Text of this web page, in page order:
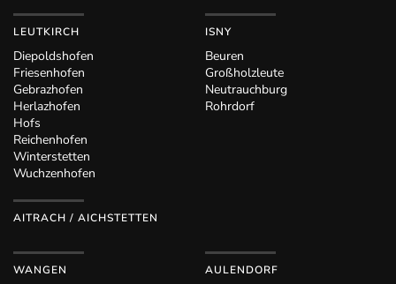
LEUTKIRCH
Diepoldshofen
Friesenhofen
Gebrazhofen
Herlazhofen
Hofs
Reichenhofen
Winterstetten
Wuchzenhofen
AITRACH / AICHSTETTEN
ISNY
Beuren
Großholzleute
Neutrauchburg
Rohrdorf
WANGEN AULENDORF